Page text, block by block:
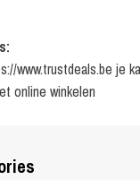
www.trustdeals.be je
online winkelen